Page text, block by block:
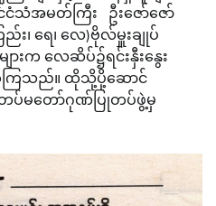
ငံသံအမတ်ကြီး ဦးဇော်ဇော်
ည်း၊ ရေ၊ လေ)ဗိုလ်မှူးချုပ်
ားက လေဆိပ်၌ရင်းနှီးနွေး
ြသည်။ ထိုသို့ပို့ဆောင်
မတော်ဂုဏ်ပြုတပ်ဖွဲ့မှ